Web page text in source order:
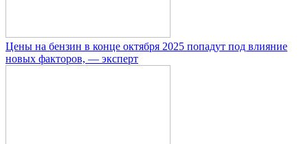
Цены на бензин в конце октября 2025 попадут под влияние
новых факторов, — эксперт